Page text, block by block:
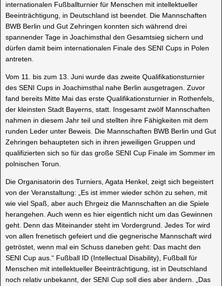
internationalen Fußballturnier für Menschen mit intellektueller
Beeinträchtigung, in Deutschland ist beendet. Die Mannschaften
BWB Berlin und Gut Zehringen konnten sich während drei
spannender Tage in Joachimsthal den Gesamtsieg sichern und
dürfen damit beim internationalen Finale des SENI Cups in Polen
antreten.
Vom 11. bis zum 13. Juni wurde das zweite Qualifikationsturnier
des SENI Cups in Joachimsthal nahe Berlin ausgetragen. Zuvor
fand bereits Mitte Mai das erste Qualifikationsturnier in Rothenfels,
der kleinsten Stadt Bayerns, statt. Insgesamt zwölf Mannschaften
nahmen in diesem Jahr teil und stellten ihre Fähigkeiten mit dem
runden Leder unter Beweis. Die Mannschaften BWB Berlin und Gut
Zehringen behaupteten sich in ihren jeweiligen Gruppen und
qualifizierten sich so für das große SENI Cup Finale im Sommer im
polnischen Torun.
Die Organisatorin des Turniers, Agata Henkel, zeigt sich begeistert
von der Veranstaltung: „Es ist immer wieder schön zu sehen, mit
wie viel Spaß, aber auch Ehrgeiz die Mannschaften an die Spiele
herangehen. Auch wenn es hier eigentlich nicht um das Gewinnen
geht. Denn das Miteinander steht im Vordergrund. Jedes Tor wird
von allen frenetisch gefeiert und die gegnerische Mannschaft wird
getröstet, wenn mal ein Schuss daneben geht: Das macht den
SENI Cup aus.“ Fußball ID (Intellectual Disability), Fußball für
Menschen mit intellektueller Beeinträchtigung, ist in Deutschland
noch relativ unbekannt, der SENI Cup soll dies aber ändern. „Das